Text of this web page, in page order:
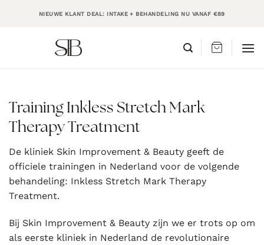
NIEUWE KLANT DEAL: INTAKE + BEHANDELING NU VANAF €89
Training Inkless Stretch Mark
Therapy Treatment
De kliniek Skin Improvement & Beauty geeft de
officiele trainingen in Nederland voor de volgende
behandeling: Inkless Stretch Mark Therapy
Treatment.
Bij Skin Improvement & Beauty zijn we er trots op om
als eerste kliniek in Nederland de revolutionaire